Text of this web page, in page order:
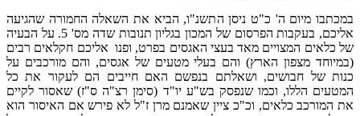
במכתבו מיום ה' כ"ט ניסן התשנ"ו, הביא את השאלה החמורה שהגיעה
אליכם, בעקבות הפרסום של המכון בגליון תנובות שדה מס' 5. על הבעיה
של כלאים המצויים מאד בעצי האגסים בפרט, ופנו אליכם חקלאים רבים
(במיוחד מצפון הארץ) והם בעלי מטעים של אגסים, והם מורכבים על
כנות של חבושים, ושאלתם בנפשם האם חייבים הם לעקור את כל
המטעים הללו, וכמו שנפסק בש"ע יו"ד (סימן רצ"ה ס"ז) שאסור לקיים
את המורכב כלאים, וכ"כ ציין שאמנם מרן ז"ל לא פירש אם האיסור הוא